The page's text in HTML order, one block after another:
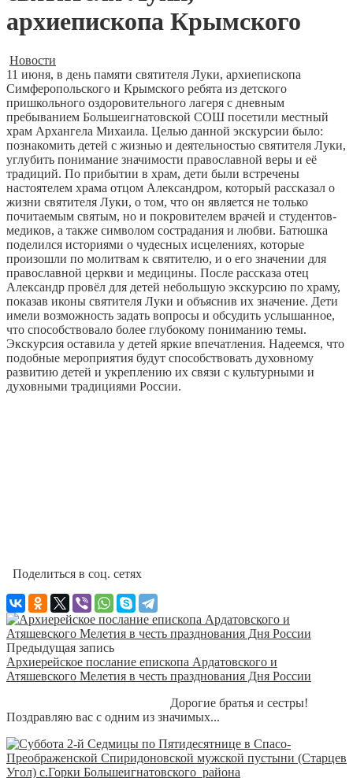
архиепископа Крымского
Новости
11 июня, в день памяти святителя Луки, архиепископа
Симферопольского и Крымского ребята из детского
пришкольного оздоровительного лагеря с дневным
пребыванием Большеигнатовской СОШ посетили местный
храм Архангела Михаила. Целью данной экскурсии было:
познакомить детей с жизнью и деятельностью святителя Луки,
углубить понимание значимости православной веры и её
традиций. По прибытии в храм, дети были встречены
настоятелем храма отцом Александром, который рассказал о
жизни святителя Луки, о том, что он является не только
почитаемым святым, но и покровителем врачей и студентов-
медиков, а также символом сострадания и любви. Батюшка
поделился историями о чудесных исцелениях, которые
произошли по молитвам к святителю, и о его значении для
православной церкви и медицины. После рассказа отец
Александр провёл для детей небольшую экскурсию по храму,
показав иконы святителя Луки и объяснив их значение. Дети
имели возможность задать вопросы и обсудить услышанное,
что способствовало более глубокому пониманию темы.
Экскурсия оставила у детей яркие впечатления. Надеемся, что
подобные мероприятия будут способствовать духовному
развитию детей и укреплению их связи с культурными и
духовными традициями России.
Поделиться в соц. сетях
Предыдущая запись
Архиерейское послание епископа Ардатовского и
Атяшевского Мелетия в честь празднования Дня России
Дорогие братья и сестры!
Поздравляю вас с одним из значимых...